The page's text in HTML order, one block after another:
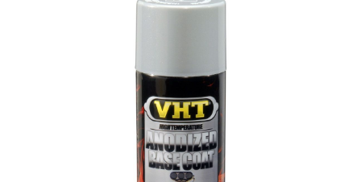
Próximamente disponible
Manténgame informado
desde 150,- €
devoluciones & cambios